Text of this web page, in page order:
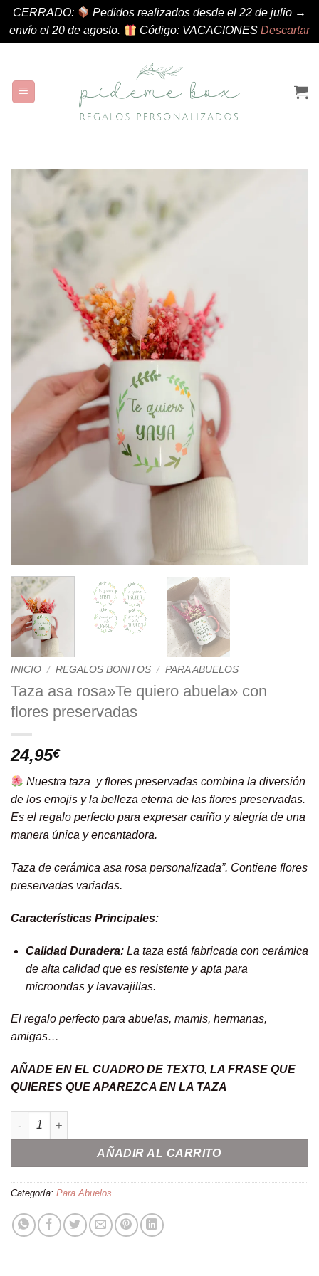
CERRADO:
Pedidos realizados desde el 22 de julio →
envío el 20 de agosto.
Código: VACACIONES Descartar
contenido
INICIO / REGALOS BONITOS / PARA ABUELOS
Taza asa rosa»Te quiero abuela» con
flores preservadas
24,95€
Nuestra taza y flores preservadas combina la diversión
de los emojis y la belleza eterna de las flores preservadas.
Es el regalo perfecto para expresar cariño y alegría de una
manera única y encantadora.
Taza de cerámica asa rosa personalizada”. Contiene flores
preservadas variadas.
Características Principales:
Calidad Duradera:La taza está fabricada con cerámica
de alta calidad que es resistente y apta para
microondas y lavavajillas.
El regalo perfecto para abuelas, mamis, hermanas,
amigas…
AÑADE EN EL CUADRO DE TEXTO, LA FRASE QUE
QUIERES QUE APAREZCA EN LA TAZA
Taza asa rosa''Te quiero abuela'' con flores preservadas
AÑADIR AL CARRITO
Categoría: Para Abuelos